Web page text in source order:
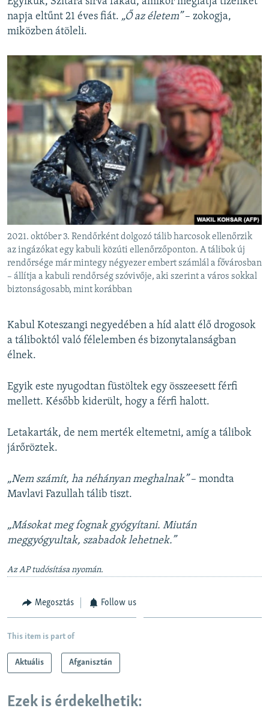
napja eltűnt 21 éves fiát. „Ő az életem”– zokogja,
miközben átöleli.
2021. október 3. Rendőrként dolgozó tálib harcosok ellenőrzik
az ingázókat egy kabuli közúti ellenőrzőponton. A tálibok új
rendőrsége már mintegy négyezer embert számlál a fővárosban
– állítja a kabuli rendőrség szóvivője, aki szerint a város sokkal
biztonságosabb, mint korábban
Kabul Koteszangi negyedében a híd alatt élő drogosok
a táliboktól való félelemben és bizonytalanságban
élnek.
Egyik este nyugodtan füstöltek egy összeesett férfi
mellett. Később kiderült, hogy a férfi halott.
Letakarták, de nem merték eltemetni, amíg a tálibok
járőröztek.
„Nem számít, ha néhányan meghalnak”– mondta
Mavlavi Fazullah tálib tiszt.
„Másokat meg fognak gyógyítani. Miután
meggyógyultak, szabadok lehetnek.”
Az AP tudósítása nyomán.
Megosztás Follow us
This item is part of
Aktuális Afganisztán
Ezek is érdekelhetik: